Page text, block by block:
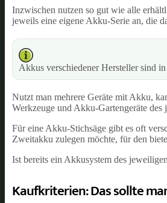
Inzwischen nutzen so gut wie alle
jeweils eine eigene Akku-Serie an, die
Akkus verschiedener Hersteller sind
Nutzt man mehrere Geräte mit Akku,
Werkzeuge und Akku-Gartengeräte
Für eine Akku-Stichsäge gibt es oft
Zweitakku zulegen möchte, für den
Ist bereits ein Akkusystem des
Kaufkriterien: Das sollte